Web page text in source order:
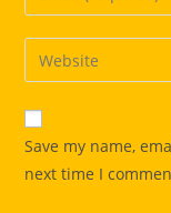
comment
your
email
address
comment
Enter
your
website
URL
(optional)
Save my name,
next time I